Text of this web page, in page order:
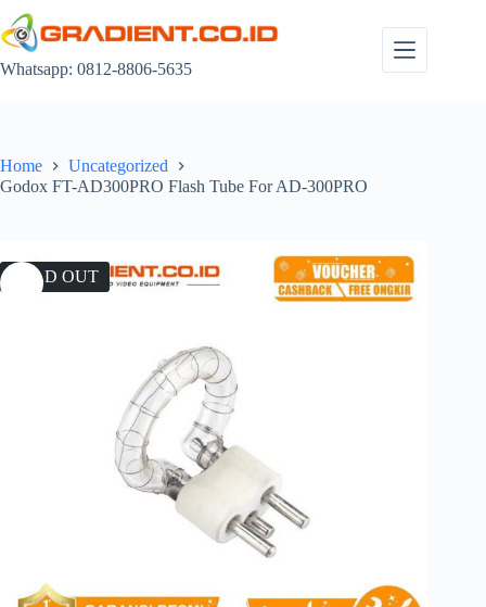
to
content
Whatsapp: 0812-8806-5635
Home
Uncategorized
Godox FT-AD300PRO Flash Tube For AD-300PRO
SOLD OUT